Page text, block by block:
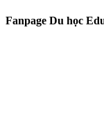
Fanpage Du học